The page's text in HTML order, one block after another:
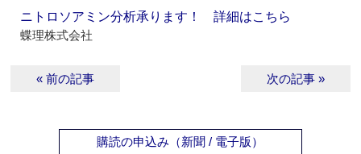
ニトロソアミン分析承ります！ 詳細はこちら
蝶理株式会社
« 前の記事 次の記事 »
購読の申込み（新聞 / 電子版）